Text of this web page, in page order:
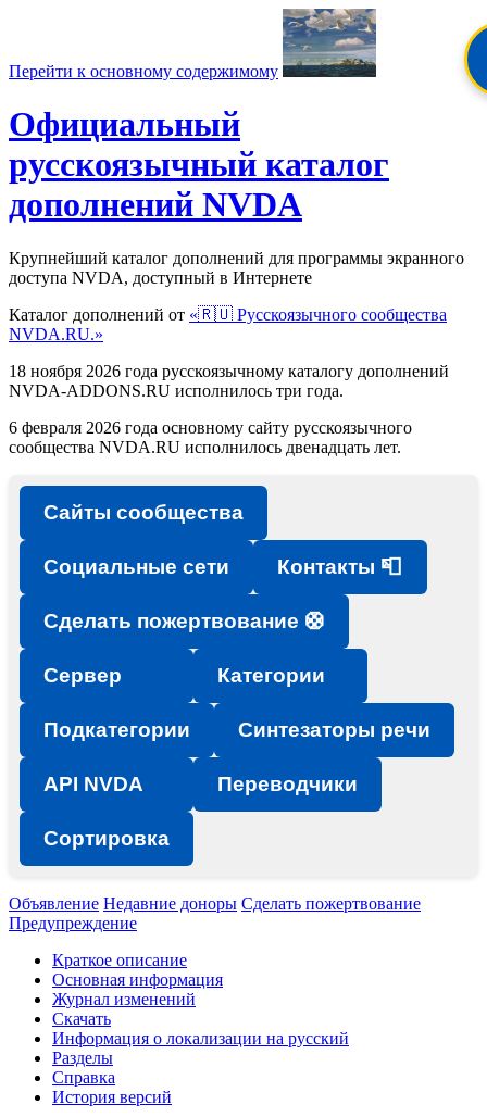
Перейти к основному содержимому
Официальный
русскоязычный каталог
дополнений NVDA
Крупнейший каталог дополнений для программы экранного
доступа NVDA, доступный в Интернете
Каталог дополнений от «🇷🇺 Русскоязычного сообщества
NVDA.RU.»
18 ноября 2026 года русскоязычному каталогу дополнений
NVDA-ADDONS.RU исполнилось три года.
6 февраля 2026 года основному сайту русскоязычного
сообщества NVDA.RU исполнилось двенадцать лет.
Сайты сообщества
Социальные сети Контакты 📮
Сделать пожертвование 🛟
Сервер Категории
Подкатегории Синтезаторы речи
API NVDA Переводчики
Сортировка
Объявление Недавние доноры Сделать пожертвование
Предупреждение
Краткое описание
Основная информация
Журнал изменений
Скачать
Информация о локализации на русский
Разделы
Справка
История версий